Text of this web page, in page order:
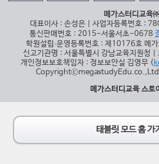
메가스터디교육
대표이사 : 손성은 | 사업자등록번호 :
통신판매번호 : 2015-서울서초-0678
학원설립∙운영등록번호 : 제10176호 메
신고기관명 : 서울특별시 강남교육지원청
개인정보보호책임자 : 정보보안실 김영무 (
메가스터디교육 스토
태블릿 모드 홈 가